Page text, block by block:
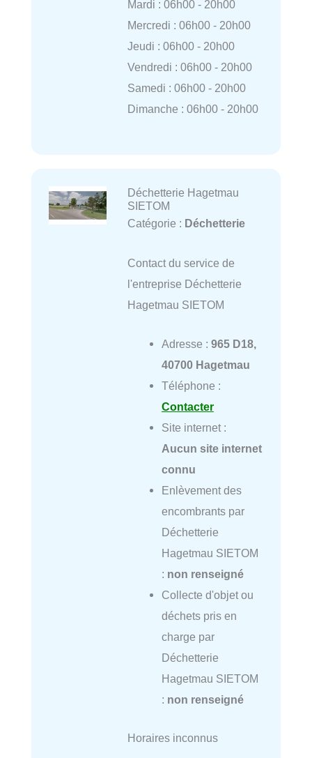
Mardi : 06h00 - 20h00
Mercredi : 06h00 - 20h00
Jeudi : 06h00 - 20h00
Vendredi : 06h00 - 20h00
Samedi : 06h00 - 20h00
Dimanche : 06h00 - 20h00
Déchetterie Hagetmau
SIETOM
Catégorie : Déchetterie
Contact du service de
l'entreprise Déchetterie
Hagetmau SIETOM
Adresse : 965 D18,
40700 Hagetmau
Téléphone :
Contacter
Site internet :
Aucun site internet
connu
Enlèvement des
encombrants par
Déchetterie
Hagetmau SIETOM
: non renseigné
Collecte d'objet ou
déchets pris en
charge par
Déchetterie
Hagetmau SIETOM
: non renseigné
Horaires inconnus